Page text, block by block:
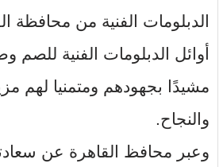
الدبلومات الفنية من محافظة
أوائل الدبلومات الفنية
مشيدًا بجهودهم ومتمنيا لهم
والنجاح.
وعبر محافظ القاهرة عن